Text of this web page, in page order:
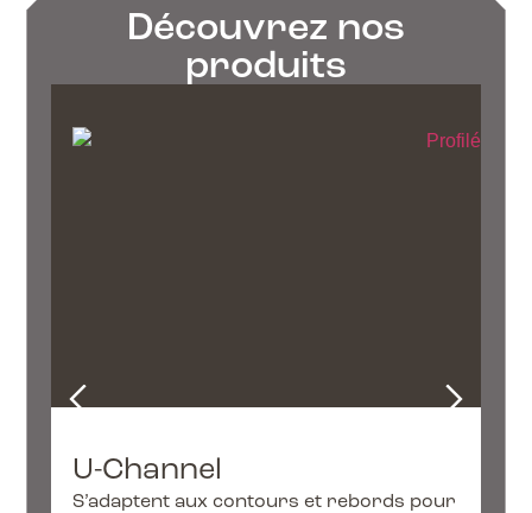
Découvrez nos
produits
U-Channel
S’adaptent aux contours et rebords pour